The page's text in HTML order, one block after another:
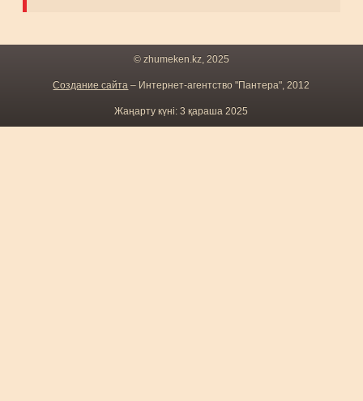
© zhumeken.kz, 2025
Создание сайта – Интернет-агентство "Пантера", 2012
Жаңарту күні: 3 қараша 2025